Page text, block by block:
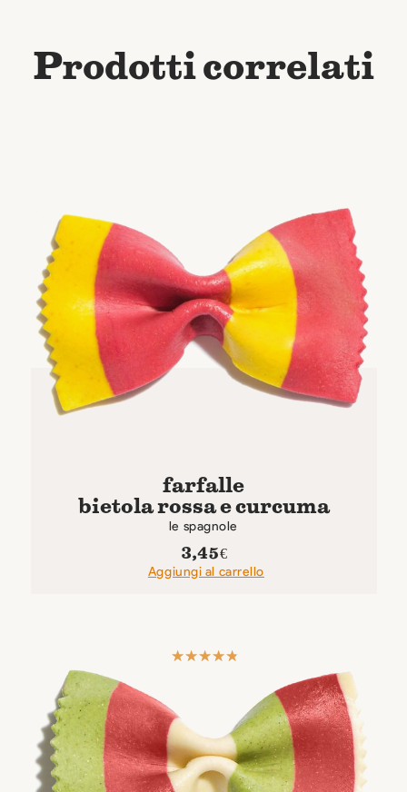
Prodotti correlati
farfalle
bietola rossa e curcuma
le spagnole
3,45€
Aggiungi al carrello